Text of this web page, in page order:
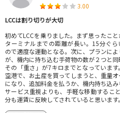
3.00
LCCは割り切りが大切
初めてLCCを乗りました。まず思ったこと
ターミナルまでの距離が長い。15分ぐら
ので適度な運動となる。次に、プランに
が、機内に持ち込む手荷物の数が２つと同
その「重さ」が7キロまでとなっています
空港で、お土産を買ってしまうと、重量オ
になり、追加料金を払うか、機内持ち込み
サービス重視よりも、手軽な移動するこ
分も運賃に反映してされていると思います。